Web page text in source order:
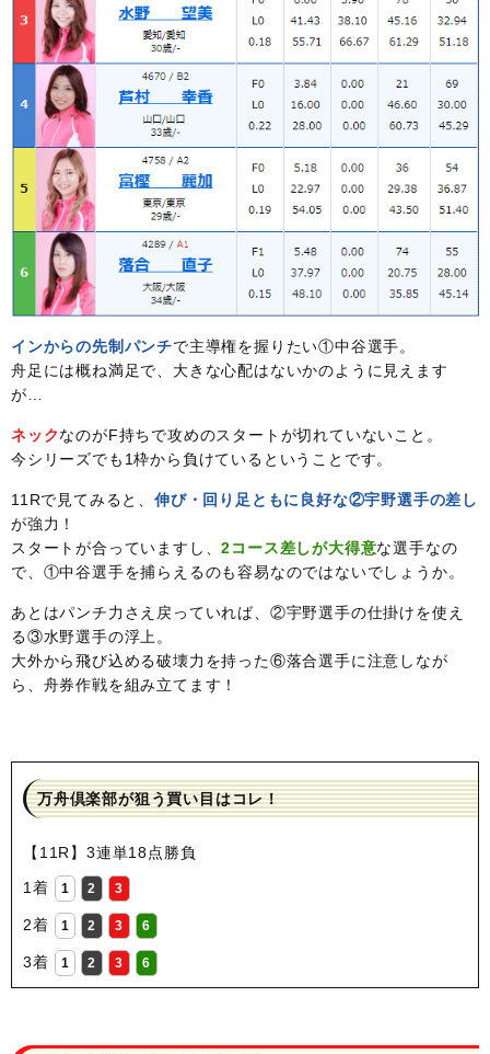
インからの先制パンチで主導権を握りたい①中谷選手。
舟足には概ね満足で、大きな心配はないかのように見えます
が…
ネックなのがF持ちで攻めのスタートが切れていないこと。
今シリーズでも1枠から負けているということです。
11Rで見てみると、 伸び・回り足ともに良好な②宇野選手の差し
が強力！
スタートが合っていますし、2コース差しが大得意な選手なの
で、①中谷選手を捕らえるのも容易なのではないでしょうか。
あとはパンチ力さえ戻っていれば、②宇野選手の仕掛けを使え
る③水野選手の浮上。
大外から飛び込める破壊力を持った⑥落合選手に注意しなが
ら、舟券作戦を組み立てます！
万舟倶楽部が狙う買い目はコレ！
【11R】3連単18点勝負
1着
1 2 3
2着 1 2 3 6
3着 1 2 3 6